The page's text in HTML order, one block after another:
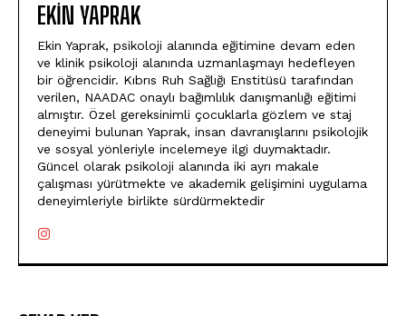
EKIN YAPRAK
Ekin Yaprak, psikoloji alanında eğitimine devam eden
ve klinik psikoloji alanında uzmanlaşmayı hedefleyen
bir öğrencidir. Kıbrıs Ruh Sağlığı Enstitüsü tarafından
verilen, NAADAC onaylı bağımlılık danışmanlığı eğitimi
almıştır. Özel gereksinimli çocuklarla gözlem ve staj
deneyimi bulunan Yaprak, insan davranışlarını psikolojik
ve sosyal yönleriyle incelemeye ilgi duymaktadır.
Güncel olarak psikoloji alanında iki ayrı makale
çalışması yürütmekte ve akademik gelişimini uygulama
deneyimleriyle birlikte sürdürmektedir